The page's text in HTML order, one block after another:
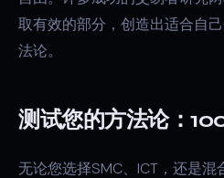
取有效的部分，创造出适合自
法论。
测试您的方法论：
无论您选择SMC、ICT，还是